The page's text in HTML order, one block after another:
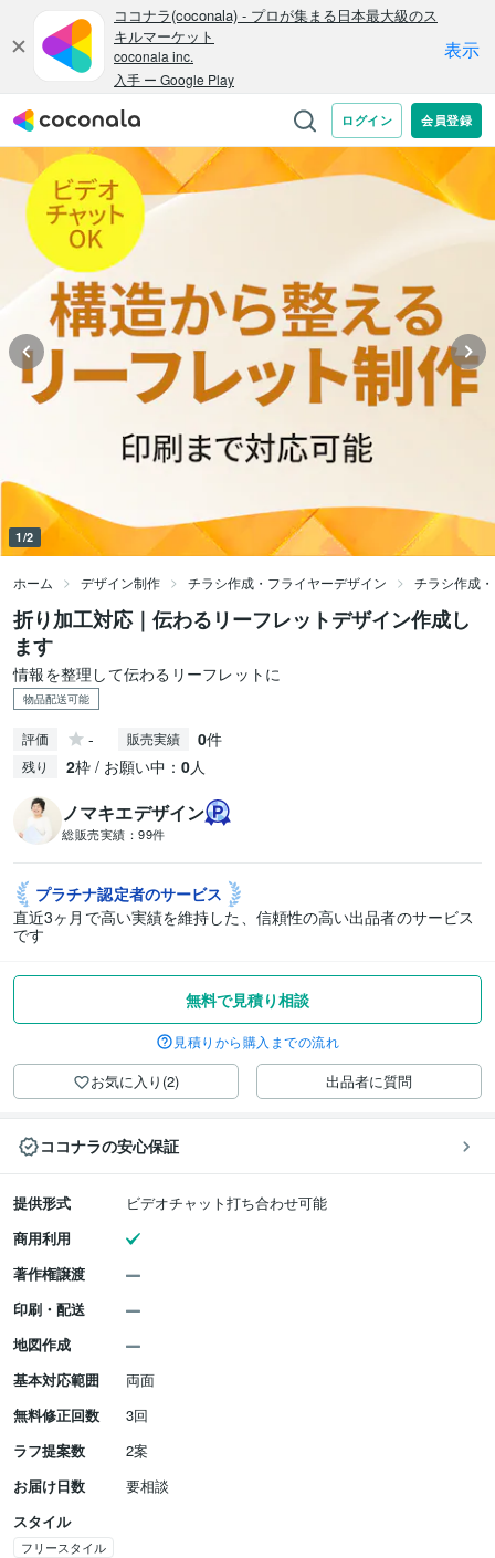
1/2
ホーム デザイン制作 チラシ作成・フライヤーデザイン チラシ作成
折り加工対応｜伝わるリーフレットデザイン作成し
ます
情報を整理して伝わるリーフレットに
物品配送可能
評価 - 販売実績 0件
残り 2枠 / お願い中： 0人
ノマキエデザイン
総販売実績： 99件
プラチナ認定者のサービス
直近3ヶ月で高い実績を維持した、信頼性の高い出品者のサービス
です
無料で見積り相談
見積りから購入までの流れ
お気に入り(2) 出品者に質問
ココナラの安心保証
提供形式
ビデオチャット打ち合わせ可能
商用利用
著作権譲渡
印刷・配送
地図作成
基本対応範囲
両面
無料修正回数
3回
ラフ提案数
2案
お届け日数
要相談
スタイル
フリースタイル